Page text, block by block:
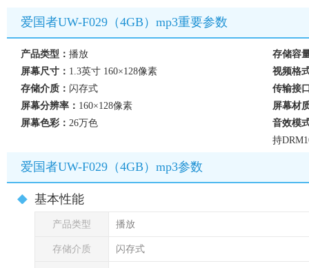
爱国者UW-F029（4GB）mp3重要参数
产品类型： 播放
存储容
屏幕尺寸： 1.3英寸 160×128像素
视频格
存储介质： 闪存式
传输接
屏幕分辨率： 160×128像素
屏幕材
屏幕色彩： 26万色
音效模
持
爱国者UW-F029（4GB）mp3参数
基本性能
产品类型 播放
存储介质 闪存式